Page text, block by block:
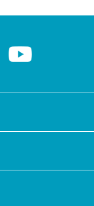
LINE